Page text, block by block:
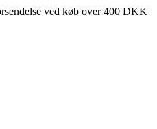
ved køb over 400 DKK